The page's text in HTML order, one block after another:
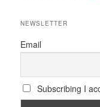
NEWSLETTER
Email
Subscribing I